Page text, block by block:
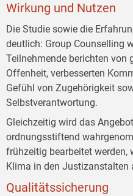
Wirkung und Nutzen
Die Studie sowie die
deutlich: Group Counselling
Teilnehmende berichten von
Offenheit, verbesserten
Gefühl von Zugehörigkeit
Selbstverantwortung.
Gleichzeitig wird das
ordnungsstiftend
frühzeitig bearbeitet
Klima in den Justizanstalten
Qualitätssicherung